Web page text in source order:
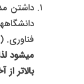
داشتن
فناوری. (
میشود
بالاتر